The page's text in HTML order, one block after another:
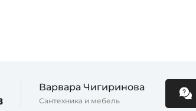
Варвара Чигиринова
Сантехника и мебель